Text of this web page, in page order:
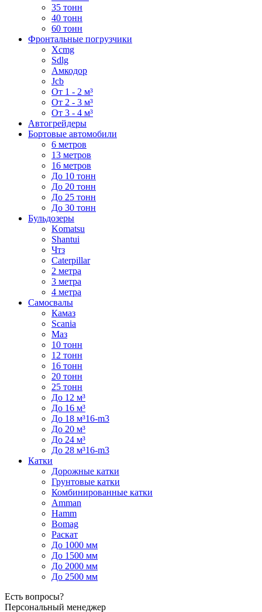
35 тонн
40 тонн
60 тонн
Фронтальные погрузчики
Xcmg
Sdlg
Амкодор
Jcb
От 1 - 2 м³
От 2 - 3 м³
От 3 - 4 м³
Автогрейдеры
Бортовые автомобили
6 метров
13 метров
16 метров
До 10 тонн
До 20 тонн
До 25 тонн
До 30 тонн
Бульдозеры
Komatsu
Shantui
Чтз
Caterpillar
2 метра
3 метра
4 метра
Самосвалы
Камаз
Scania
Маз
10 тонн
12 тонн
16 тонн
20 тонн
25 тонн
До 12 м³
До 16 м³
До 18 м³16-m3
До 20 м³
До 24 м³
До 28 м³16-m3
Катки
Дорожные катки
Грунтовые катки
Комбинированные катки
Amman
Hamm
Bomag
Раскат
До 1000 мм
До 1500 мм
До 2000 мм
До 2500 мм
Есть вопросы?
Персональный менеджер